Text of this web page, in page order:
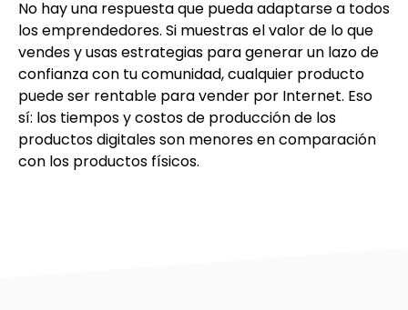
No hay una respuesta que pueda adaptarse a todos
los emprendedores. Si muestras el valor de lo que
vendes y usas estrategias para generar un lazo de
confianza con tu comunidad, cualquier producto
puede ser rentable para vender por Internet. Eso
sí: los tiempos y costos de producción de los
productos digitales son menores en comparación
con los productos físicos.